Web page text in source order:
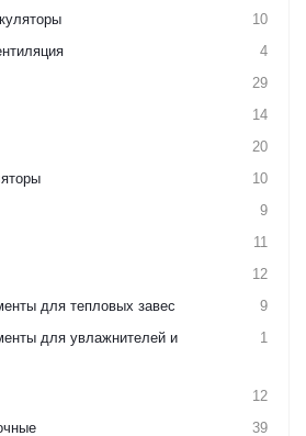
10
4
29
14
20
10
9
11
12
для тепловых завес
9
для увлажнителей и
1
12
39